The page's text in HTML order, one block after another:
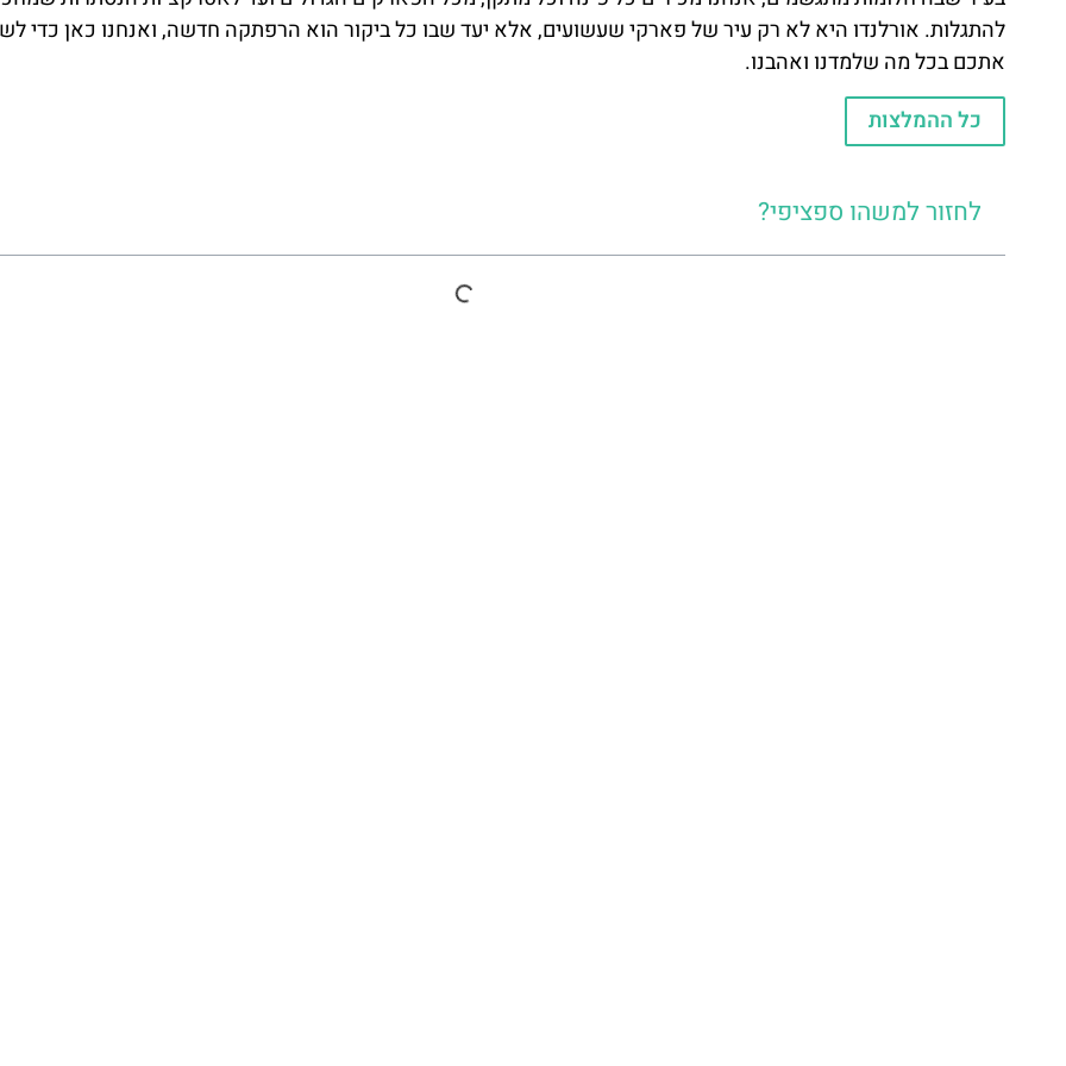
להתגלות. אורלנדו היא לא רק עיר של פארקי שעשועים, אלא יעד שבו כל ביקור הוא הרפתקה חדשה, ואנחנו כאן כדי
אתכם בכל מה שלמדנו ואהבנו.
כל ההמלצות
לחזור למשהו ספציפי?